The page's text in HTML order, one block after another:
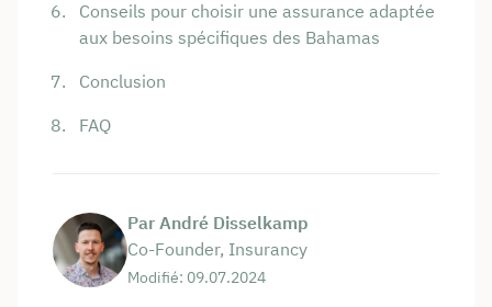
Conseils pour choisir une assurance adaptée
aux besoins spécifiques des Bahamas
Conclusion
FAQ
Par André Disselkamp
Co-Founder, Insurancy
Modifié: 09.07.2024